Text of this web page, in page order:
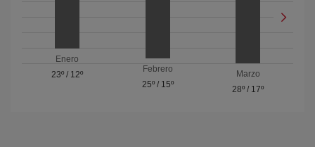
Enero
23º/ 12º
Febrero
25º/ 15º
Marzo
28º / 17º